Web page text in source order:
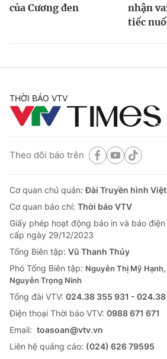
của Cương đen
nhận
tiếc
THỜI BÁO VTV
Theo dõi báo trên
Cơ quan chủ quản:Đài Truyền hình Việt
Cơ quan báo chí: Thời báo VTV
Giấy phép hoạt động báo in và báo
cấp ngày 29/12/2023
Tổng Biên tập: Vũ Thanh Thủy
Phó Tổng Biên tập: Nguyễn Thị Mỹ
Nguyễn Trọng Ninh
Tổng đài VTV: 024.38 355 931 -
Ðiện thoại Thời báo VTV: 0988 671 671
Email: toasoan@vtv.vn
Liên hệ quảng cáo: (024) 626 79595